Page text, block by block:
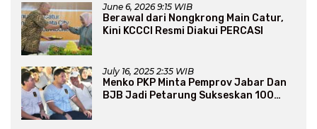
June 6, 2026 9:15 WIB
Berawal dari Nongkrong Main Catur,
Kini KCCCI Resmi Diakui PERCASI
July 16, 2025 2:35 WIB
Menko PKP Minta Pemprov Jabar Dan
BJB Jadi Petarung Sukseskan 100